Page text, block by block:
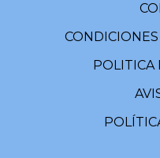
POLITICA